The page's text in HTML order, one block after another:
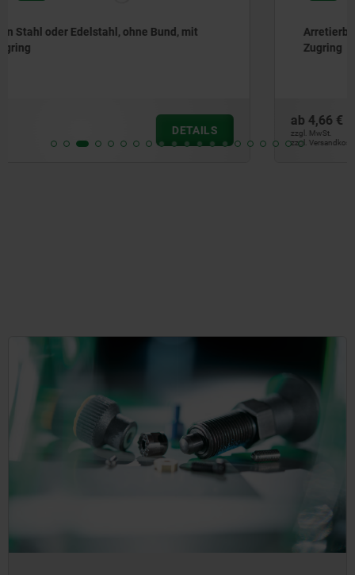
Arretierbolzen Stahl oder Edelstahl, mit Edelstahl-
zzgl. Versandkosten
DETAILS